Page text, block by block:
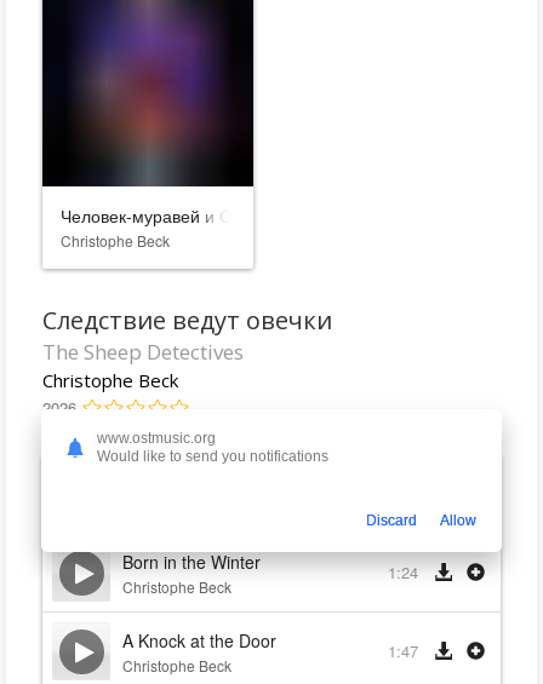
Человек-муравей и Оса: Квантомания
Christophe Beck
Следствие ведут овечки
The Sheep Detectives
Christophe Beck
2026
Born in the Winter
Christophe Beck
1:24
A Knock at the Door
Christophe Beck
1:47
www.ostmusic.org
Would like to send you notifications
Discard Allow